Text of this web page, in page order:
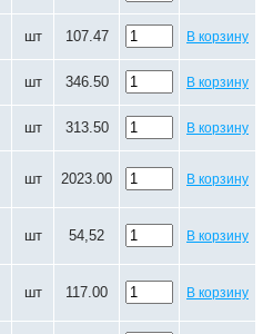
шт 107.47 В корзину
шт 346.50 В корзину
шт 313.50 В корзину
шт 2023.00 В корзину
шт 54,52 В корзину
шт 117.00 В корзину